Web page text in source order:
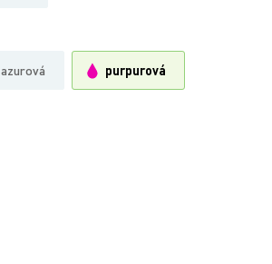
azurová purpurová